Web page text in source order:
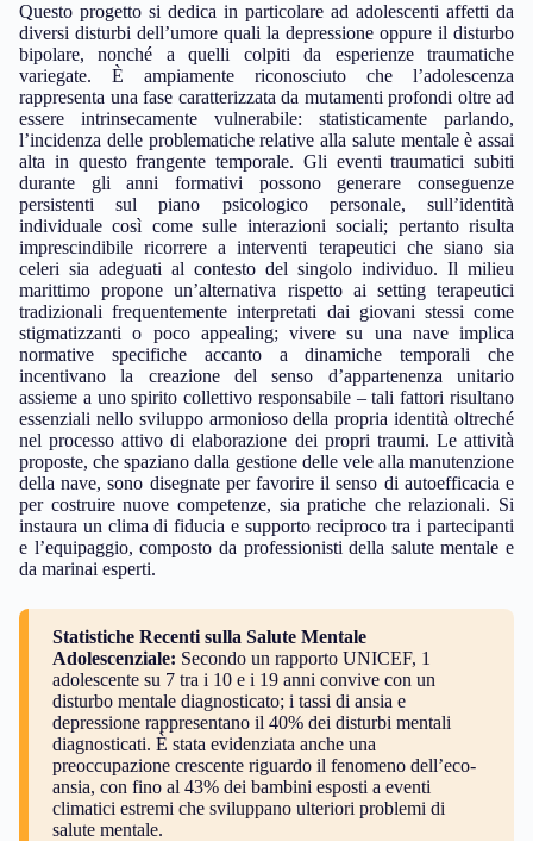
Questo progetto si dedica in particolare ad adolescenti affetti da
diversi disturbi dell’umore quali la depressione oppure il disturbo
bipolare, nonché a quelli colpiti da esperienze traumatiche
variegate. È ampiamente riconosciuto che l’adolescenza
rappresenta una fase caratterizzata da mutamenti profondi oltre ad
essere intrinsecamente vulnerabile: statisticamente parlando,
l’incidenza delle problematiche relative alla salute mentale è assai
alta in questo frangente temporale. Gli eventi traumatici subiti
durante gli anni formativi possono generare conseguenze
persistenti sul piano psicologico personale, sull’identità
individuale così come sulle interazioni sociali; pertanto risulta
imprescindibile ricorrere a interventi terapeutici che siano sia
celeri sia adeguati al contesto del singolo individuo. Il milieu
marittimo propone un’alternativa rispetto ai setting terapeutici
tradizionali frequentemente interpretati dai giovani stessi come
stigmatizzanti o poco appealing; vivere su una nave implica
normative specifiche accanto a dinamiche temporali che
incentivano la creazione del senso d’appartenenza unitario
assieme a uno spirito collettivo responsabile – tali fattori risultano
essenziali nello sviluppo armonioso della propria identità oltreché
nel processo attivo di elaborazione dei propri traumi. Le attività
proposte, che spaziano dalla gestione delle vele alla manutenzione
della nave, sono disegnate per favorire il senso di autoefficacia e
per costruire nuove competenze, sia pratiche che relazionali. Si
instaura un clima di fiducia e supporto reciproco tra i partecipanti
e l’equipaggio, composto da professionisti della salute mentale e
da marinai esperti.
Statistiche Recenti sulla Salute Mentale
Adolescenziale: Secondo un rapporto UNICEF, 1
adolescente su 7 tra i 10 e i 19 anni convive con un
disturbo mentale diagnosticato; i tassi di ansia e
depressione rappresentano il 40% dei disturbi mentali
diagnosticati. È stata evidenziata anche una
preoccupazione crescente riguardo il fenomeno dell’eco-
ansia, con fino al 43% dei bambini esposti a eventi
climatici estremi che sviluppano ulteriori problemi di
salute mentale.